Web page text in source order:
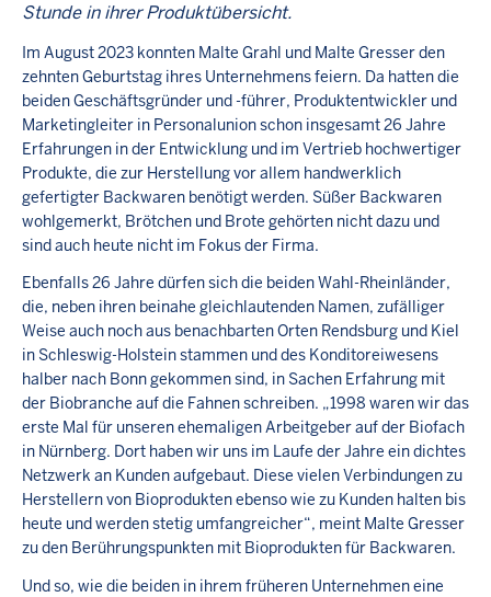
Stunde in ihrer Produktübersicht.
Im August 2023 konnten Malte Grahl und Malte Gresser den
zehnten Geburtstag ihres Unternehmens feiern. Da hatten die
beiden Geschäftsgründer und -führer, Produktentwickler und
Marketingleiter in Personalunion schon insgesamt 26 Jahre
Erfahrungen in der Entwicklung und im Vertrieb hochwertiger
Produkte, die zur Herstellung vor allem handwerklich
gefertigter Backwaren benötigt werden. Süßer Backwaren
wohlgemerkt, Brötchen und Brote gehörten nicht dazu und
sind auch heute nicht im Fokus der Firma.
Ebenfalls 26 Jahre dürfen sich die beiden Wahl-Rheinländer,
die, neben ihren beinahe gleichlautenden Namen, zufälliger
Weise auch noch aus benachbarten Orten Rendsburg und Kiel
in Schleswig-Holstein stammen und des Konditoreiwesens
halber nach Bonn gekommen sind, in Sachen Erfahrung mit
der Biobranche auf die Fahnen schreiben. „1998 waren wir das
erste Mal für unseren ehemaligen Arbeitgeber auf der Biofach
in Nürnberg. Dort haben wir uns im Laufe der Jahre ein dichtes
Netzwerk an Kunden aufgebaut. Diese vielen Verbindungen zu
Herstellern von Bioprodukten ebenso wie zu Kunden halten bis
heute und werden stetig umfangreicher“, meint Malte Gresser
zu den Berührungspunkten mit Bioprodukten für Backwaren.
Und so, wie die beiden in ihrem früheren Unternehmen eine